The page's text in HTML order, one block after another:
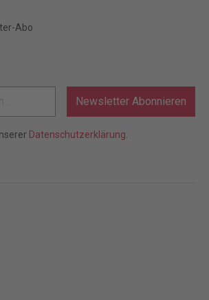
Abo
Newsletter Abonnieren
Datenschutzerklärung